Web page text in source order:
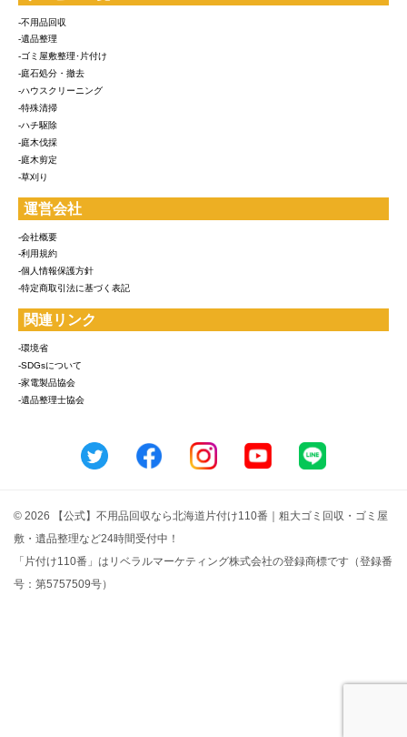
-不用品回収
-遺品整理
-ゴミ屋敷整理･片付け
-庭石処分・撤去
-ハウスクリーニング
-特殊清掃
-ハチ駆除
-庭木伐採
-庭木剪定
-草刈り
運営会社
-会社概要
-利用規約
-個人情報保護方針
-特定商取引法に基づく表記
関連リンク
-環境省
-SDGsについて
-家電製品協会
-遺品整理士協会
© 2026 【公式】不用品回収なら北海道片付け110番｜粗大ゴミ回収・ゴミ屋
敷・遺品整理など24時間受付中！
「片付け110番」はリベラルマーケティング株式会社の登録商標です（登録番
号：第5757509号）